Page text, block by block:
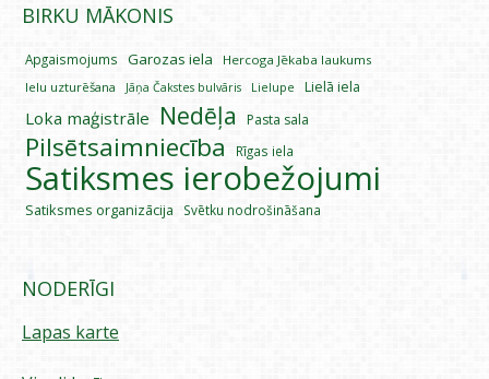
BIRKU MĀKONIS
Apgaismojums Garozas iela
Hercoga Jēkaba laukums
Ielu uzturēšana
Jāņa Čakstes bulvāris Lielupe Lielā iela
Loka maģistrāle Nedēļa Pasta sala
Pilsētsaimniecība Rīgas iela
Satiksmes ierobežojumi
Satiksmes organizācija Svētku nodrošināšana
NODERĪGI
Lapas karte